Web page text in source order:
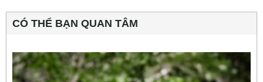
CÓ THỂ BẠN QUAN TÂM